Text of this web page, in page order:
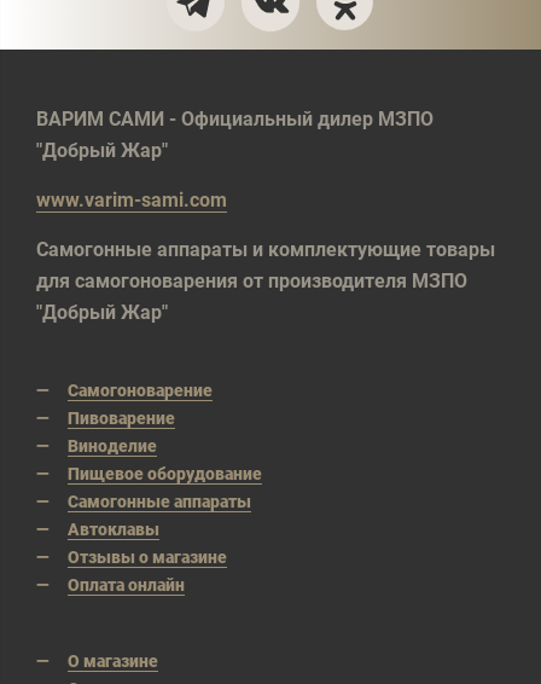
ВАРИМ САМИ - Официальный дилер МЗПО
"Добрый Жар"
www.varim-sami.com
Самогонные аппараты и комплектующие товары
для самогоноварения от производителя МЗПО
"Добрый Жар"
Самогоноварение
Пивоварение
Виноделие
Пищевое оборудование
Самогонные аппараты
Автоклавы
Отзывы о магазине
Оплата онлайн
О магазине